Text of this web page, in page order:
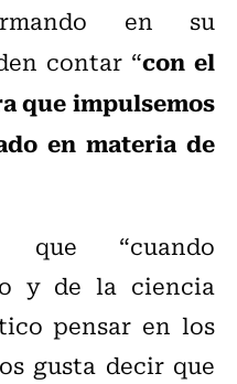
en su
contar “con el
que impulsemos
en materia de
que “cuando
y de la ciencia
pensar en los
gusta decir que